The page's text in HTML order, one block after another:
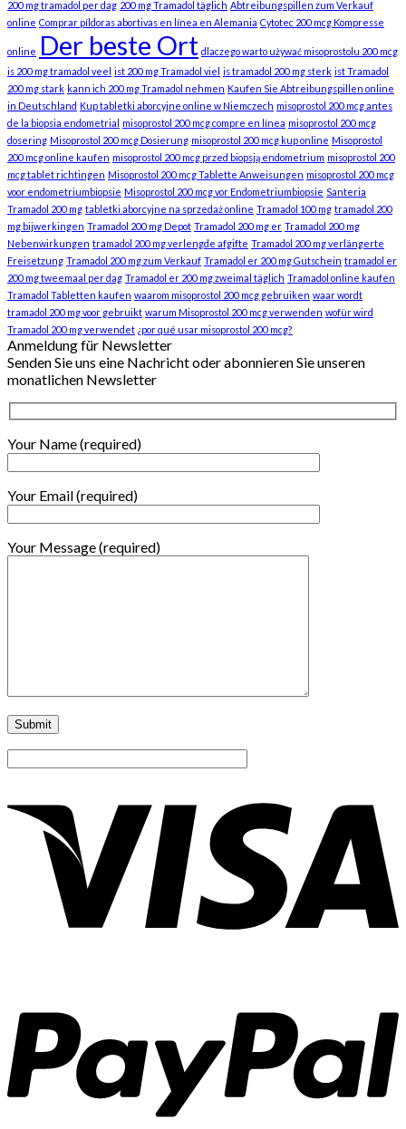
200 mg tramadol per dag 200 mg Tramadol täglich Abtreibungspillen zum Verkauf
online Comprar píldoras abortivas en línea en Alemania Cytotec 200 mcg Kompresse
online Der beste Ort dlaczego warto używać misoprostolu 200 mcg
is 200 mg tramadol veel ist 200 mg Tramadol viel is tramadol 200 mg sterk ist Tramadol
200 mg stark kann ich 200 mg Tramadol nehmen Kaufen Sie Abtreibungspillen online
in Deutschland Kup tabletki aborcyjne online w Niemczech misoprostol 200 mcg antes
de la biopsia endometrial misoprostol 200 mcg compre en línea misoprostol 200 mcg
dosering Misoprostol 200 mcg Dosierung misoprostol 200 mcg kup online Misoprostol
200 mcg online kaufen misoprostol 200 mcg przed biopsją endometrium misoprostol 200
mcg tablet richtingen Misoprostol 200 mcg Tablette Anweisungen misoprostol 200 mcg
voor endometriumbiopsie Misoprostol 200 mcg vor Endometriumbiopsie Santeria
Tramadol 200 mg tabletki aborcyjne na sprzedaż online Tramadol 100 mg tramadol 200
mg bijwerkingen Tramadol 200 mg Depot Tramadol 200 mg er Tramadol 200 mg
Nebenwirkungen tramadol 200 mg verlengde afgifte Tramadol 200 mg verlängerte
Freisetzung Tramadol 200 mg zum Verkauf Tramadol er 200 mg Gutschein tramadol er
200 mg tweemaal per dag Tramadol er 200 mg zweimal täglich Tramadol online kaufen
Tramadol Tabletten kaufen waarom misoprostol 200 mcg gebruiken waar wordt
tramadol 200 mg voor gebruikt warum Misoprostol 200 mcg verwenden wofür wird
Tramadol 200 mg verwendet ¿por qué usar misoprostol 200 mcg?
Anmeldung für Newsletter
Senden Sie uns eine Nachricht oder abonnieren Sie unseren
monatlichen Newsletter
Your Name (required)
Your Email (required)
Your Message (required)